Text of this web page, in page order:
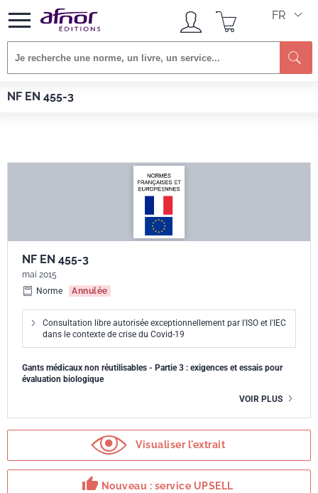
FR
NF EN 455-3
Afnor EDITIONS
NF EN 455-3
mai 2015
Norme
Annulée
Consultation libre autorisée exceptionnellement par l'ISO et l'IEC
dans le contexte de crise du Covid-19
Gants médicaux non réutilisables - Partie 3 : exigences et essais pour
évaluation biologique
VOIR PLUS
Visualiser l'extrait
thumb_up Nouveau : service UPSELL